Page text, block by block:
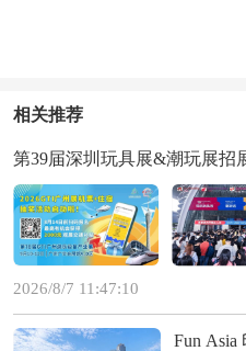
相关推荐
第39届深圳玩具展&潮玩展招
2026/8/7 11:47:10
Fun Asia